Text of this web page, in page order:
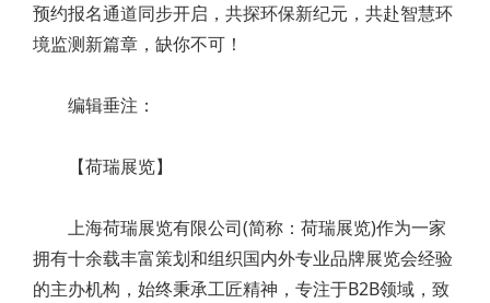
预约报名通道同步开启，共探环保新纪元，共赴智慧环
境监测新篇章，缺你不可！
编辑垂注：
【荷瑞展览】
上海荷瑞展览有限公司(简称：荷瑞展览)作为一家
拥有十余载丰富策划和组织国内外专业品牌展览会经验
的主办机构，始终秉承工匠精神，专注于B2B领域，致